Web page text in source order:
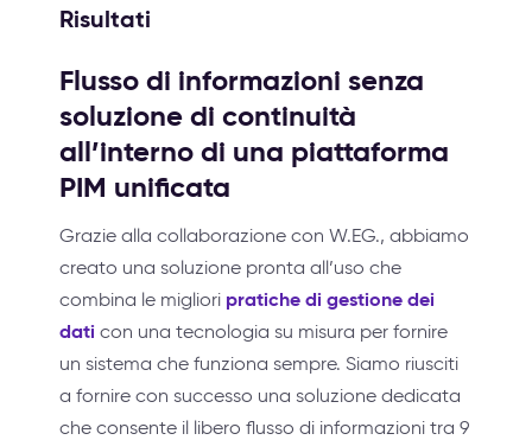
Risultati
Flusso di informazioni senza
soluzione di continuità
all’interno di una piattaforma
PIM unificata
Grazie alla collaborazione con W.EG., abbiamo
creato una soluzione pronta all’uso che
combina le migliori pratiche di gestione dei
dati con una tecnologia su misura per fornire
un sistema che funziona sempre. Siamo riusciti
a fornire con successo una soluzione dedicata
che consente il libero flusso di informazioni tra 9